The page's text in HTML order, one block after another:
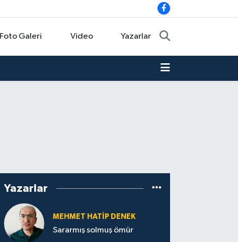
Foto Galeri Video Yazarlar
Yazarlar
MEHMET HATİP DENEK
Sararmış solmuş ömür